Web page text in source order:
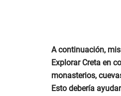
A continuación,
Explorar Creta en
monasterios,
Esto debería